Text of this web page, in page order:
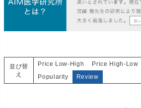
並び替
え
Price Low-High Price High-Low
Popularity
Review